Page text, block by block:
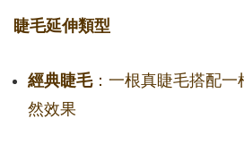
睫毛延伸類型
經典睫毛：一根真睫毛搭配一
然效果